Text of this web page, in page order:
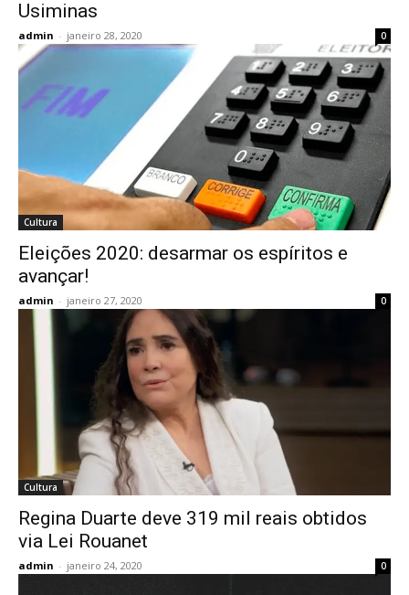
Usiminas
admin - janeiro 28, 2020 0
Cultura
Eleições 2020: desarmar os espíritos e
avançar!
admin - janeiro 27, 2020 0
Cultura
Regina Duarte deve 319 mil reais obtidos
via Lei Rouanet
admin - janeiro 24, 2020 0